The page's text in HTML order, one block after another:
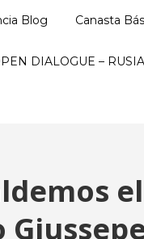
Blog Canasta
DIALOGUE – RUSIA